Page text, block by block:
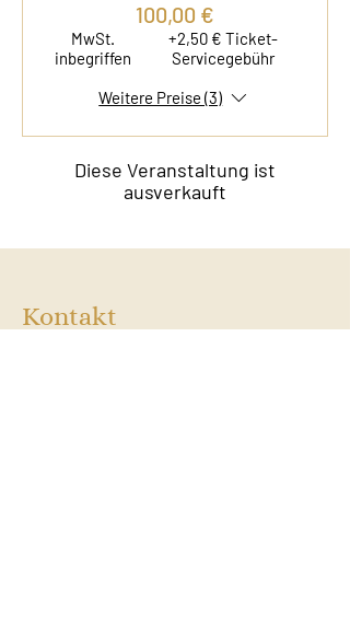
100,00 €
MwSt.
inbegriffen
+2,50 € Ticket-
Servicegebühr
Weitere Preise (3)
Diese Veranstaltung ist
ausverkauft
Kontakt